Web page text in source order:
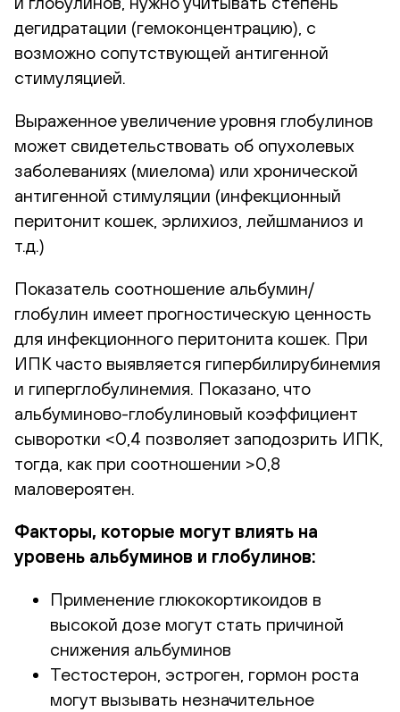
дегидратации (гемоконцентрацию), с
возможно сопутствующей антигенной
стимуляцией.
Выраженное увеличение уровня глобулинов
может свидетельствовать об опухолевых
заболеваниях (миелома) или хронической
антигенной стимуляции (инфекционный
перитонит кошек, эрлихиоз, лейшманиоз и
т.д.)
Показатель соотношение альбумин/
глобулин имеет прогностическую ценность
для инфекционного перитонита кошек. При
ИПК часто выявляется гипербилирубинемия
и гиперглобулинемия. Показано, что
альбуминово-глобулиновый коэффициент
сыворотки <0,4 позволяет заподозрить ИПК,
тогда, как при соотношении >0,8
маловероятен.
Факторы, которые могут влиять на
уровень альбуминов и глобулинов:
Применение глюкокортикоидов в
высокой дозе могут стать причиной
снижения альбуминов
Тестостерон, эстроген, гормон роста
могут вызывать незначительное